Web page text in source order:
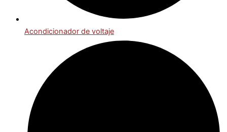
Acondicionador de voltaje